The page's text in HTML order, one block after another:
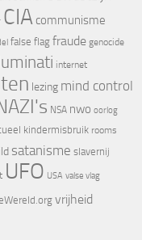
CIA communisme
false flag fraude genocide
internet
lezing mind control
NSA nwo oorlog
kindermisbruik rooms
satanisme slavernij
UFO USA valse vlag
vrijheid